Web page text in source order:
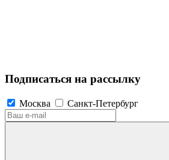
Подписаться на рассылку
Москва Санкт-Петербург